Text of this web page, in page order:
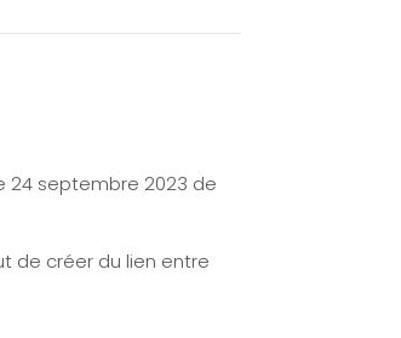
24 septembre 2023 de
de créer du lien entre